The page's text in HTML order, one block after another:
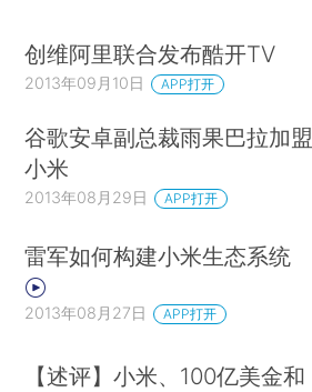
创维阿里联合发布酷开TV
2013年09月10日 APP打开
谷歌安卓副总裁雨果巴拉加盟
小米
2013年08月29日 APP打开
雷军如何构建小米生态系统
2013年08月27日 APP打开
【述评】小米、100亿美金和